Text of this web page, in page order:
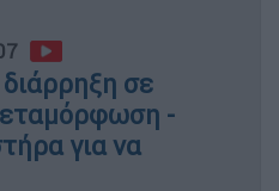
σε
-
για να